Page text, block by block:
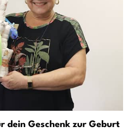
dein Geschenk zur Geburt